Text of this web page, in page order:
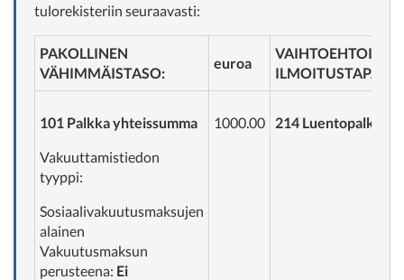
tulorekisteriin seuraavasti:
PAKOLLINEN
VÄHIMMÄISTASO:
euroa
VAIHTOEHTOINEN
ILMOITUSTAPA:
101 Palkka yhteissumma
Vakuuttamistiedon
tyyppi:
Sosiaalivakuutusmaksujen
alainen
Vakuutusmaksun
perusteena: Ei
1000.00 214 Luentopalkkio